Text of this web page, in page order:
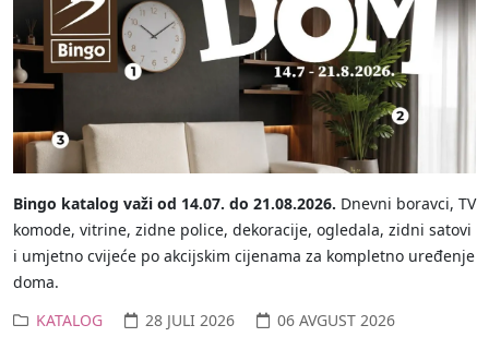
Bingo katalog važi od 14.07. do 21.08.2026. Dnevni boravci, TV
komode, vitrine, zidne police, dekoracije, ogledala, zidni satovi
i umjetno cvijeće po akcijskim cijenama za kompletno uređenje
doma.
KATALOG
28 JULI 2026 06 AVGUST 2026